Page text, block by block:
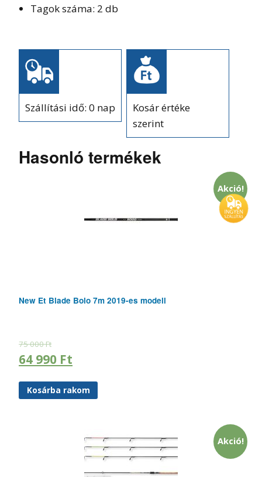
Tagok száma: 2 db
Szállítási idő: 0 nap
Kosár értéke
szerint
Hasonló termékek
Akció!
New Et Blade Bolo 7m 2019-es modell
75 000Ft
64 990 Ft
Kosárba rakom
Akció!